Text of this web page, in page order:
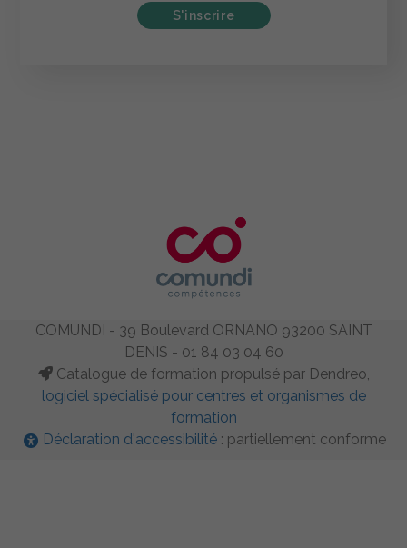
S'inscrire
COMUNDI - 39 Boulevard ORNANO 93200 SAINT
DENIS - 01 84 03 04 60
Catalogue de formation propulsé par Dendreo,
logiciel spécialisé pour centres et organismes de
formation
Déclaration d'accessibilité : partiellement conforme